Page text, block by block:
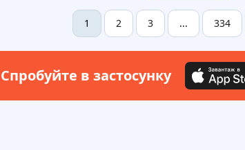
1 2 3 ... 334
Спробуйте в застосунку